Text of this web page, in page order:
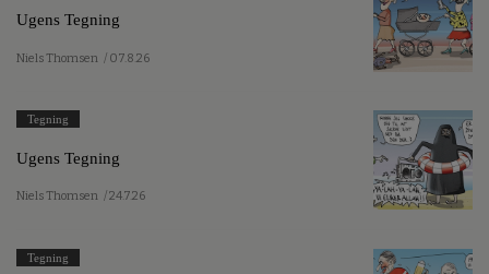
Ugens Tegning
Niels Thomsen / 07.8.26
Tegning
Ugens Tegning
Niels Thomsen / 24.7.26
Tegning